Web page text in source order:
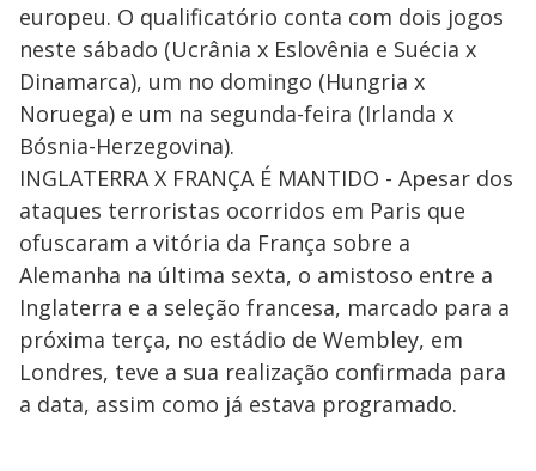
europeu. O qualificatório conta com dois jogos
neste sábado (Ucrânia x Eslovênia e Suécia x
Dinamarca), um no domingo (Hungria x
Noruega) e um na segunda-feira (Irlanda x
Bósnia-Herzegovina).
INGLATERRA X FRANÇA É MANTIDO - Apesar dos
ataques terroristas ocorridos em Paris que
ofuscaram a vitória da França sobre a
Alemanha na última sexta, o amistoso entre a
Inglaterra e a seleção francesa, marcado para a
próxima terça, no estádio de Wembley, em
Londres, teve a sua realização confirmada para
a data, assim como já estava programado.